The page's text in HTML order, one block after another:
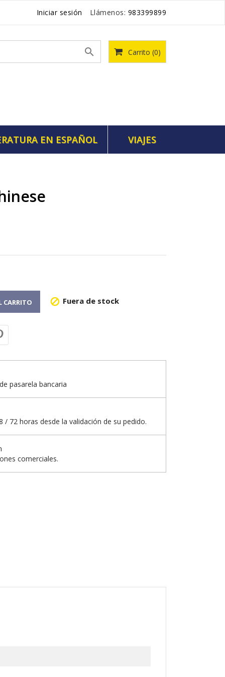
Iniciar sesión Llámenos: 983399899
Carrito (0)

EN ESPAÑOL VIAJES
CARRITO  Fuera de stock
pasarela bancaria
/ 72 horas desde la validación de su pedido.
comerciales.